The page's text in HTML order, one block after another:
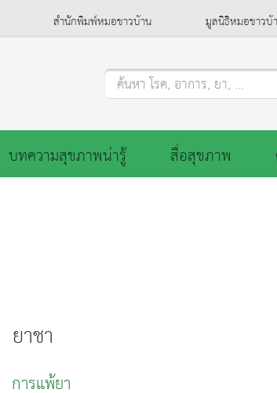
สำนักพิมพ์หมอชาวบ้าน มูลนิธิหมอชาวบ้
ค้นหา โรค, อาการ, ยา, ...
บทความสุขภาพน่ารู้ สื่อสุขภาพ
ยาชา
การแพ้ยา